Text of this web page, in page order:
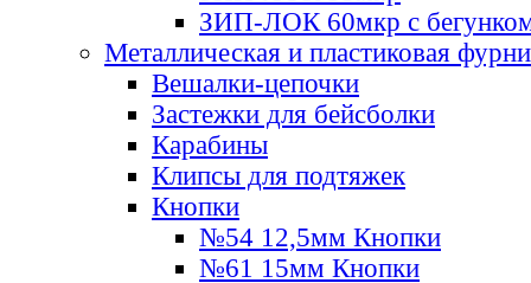
ЗИП-ЛОК 60мкр с
Металлическая и пластиковая
Вешалки-цепочки
Застежки для бейсболки
Карабины
Клипсы для подтяжек
Кнопки
№54 12,5мм Кнопки
№61 15мм Кнопки